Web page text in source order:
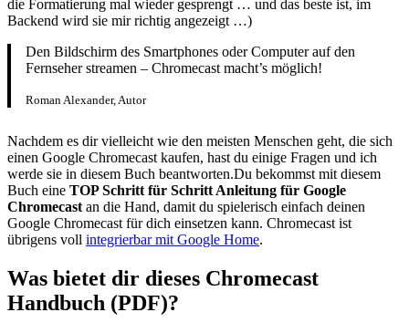
die Formatierung mal wieder gesprengt … und das beste ist, im
Backend wird sie mir richtig angezeigt …)
Den Bildschirm des Smartphones oder Computer auf den
Fernseher streamen – Chromecast macht’s möglich!
Roman Alexander, Autor
Nachdem es dir vielleicht wie den meisten Menschen geht, die sich
einen Google Chromecast kaufen, hast du einige Fragen und ich
werde sie in diesem Buch beantworten.Du bekommst mit diesem
Buch eine TOP Schritt für Schritt Anleitung für Google
Chromecast an die Hand, damit du spielerisch einfach deinen
Google Chromecast für dich einsetzen kann. Chromecast ist
übrigens voll integrierbar mit Google Home.
Was bietet dir dieses Chromecast
Handbuch (PDF)?